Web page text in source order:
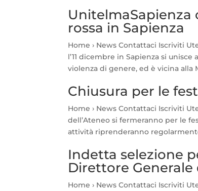
rossa in Sapienza
Home › News Contattaci Iscriviti
l’11 dicembre in Sapienza si
violenza di genere, ed è vicina alla
Chiusura per le
Home › News Contattaci Iscriviti
dell’Ateneo si fermeranno per le
attività riprenderanno
Indetta selezione
Direttore Generale
Home › News Contattaci Iscriviti